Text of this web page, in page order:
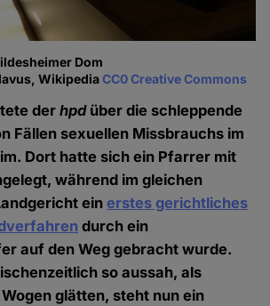
Dom
WikipediaCC0 Creative Commons
derhpdüber die schleppende
Fällen sexuellen Missbrauchs im
Dort hatte sich ein Pfarrer mit
während im gleichen
einerstes gerichtliches
durch ein
auf den Weg gebracht wurde.
so aussah, als
glätten, steht nun ein